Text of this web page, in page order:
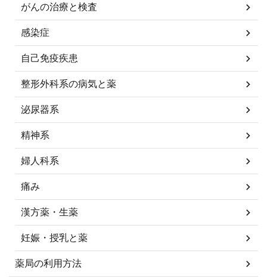
がんの治療と検査
感染症
自己免疫疾患
整形外科系の病気と薬
泌尿器系
精神系
婦人科系
痛み
漢方薬・生薬
妊娠・授乳と薬
薬局の利用方法